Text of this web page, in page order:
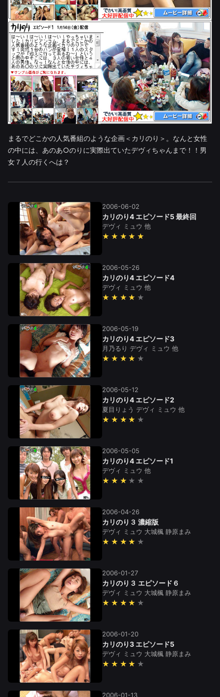
まるでどこかの人気番組のような企画＜カリのり＞。なんと女性
の中には、あのあ○のりに実際出ていたデヴィちゃんまで！！男
女７人の行くへは？
2006-06-02
カリのり4 エピソード5 最終回
デヴィ ミュウ 他
★★★★★
2006-05-26
カリのり4 エピソード4
デヴィ ミュウ 他
★★★★
2006-05-19
カリのり4 エピソード3
月乃るり デヴィ ミュウ 他
★★★★
2006-05-12
カリのり4 エピソード2
夏目りょう デヴィ ミュウ 他
★★★★
2006-05-05
カリのり4 エピソード1
デヴィ ミュウ 他
★★★
2006-04-26
カリのり３ 濃縮版
デヴィ ミュウ 大城楓 静原まみ
★★★★
2006-01-27
カリのり３ エピソード６
デヴィ ミュウ 大城楓 静原まみ
★★★★
2006-01-20
カリのり3 エピソード5
デヴィ ミュウ 大城楓 静原まみ
★★★★
2006-01-13